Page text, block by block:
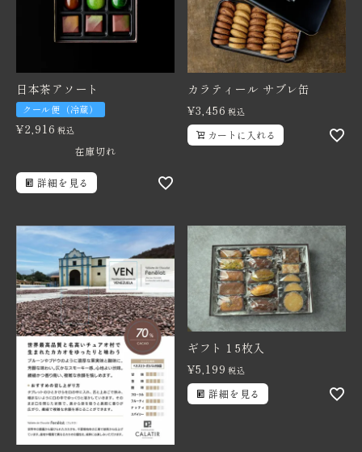
日本茶アソート
クール便（冷蔵）
¥2,916 税込
在庫切れ
詳細を見る
カラティール サブレ缶
¥3,456 税込
カートに入れる
ギフト１5枚入
¥5,199 税込
詳細を見る